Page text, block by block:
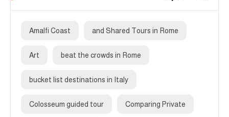
Amalfi Coast and Shared Tours in Rome
Art beat the crowds in Rome
bucket list destinations in Italy
Colosseum guided tour Comparing Private